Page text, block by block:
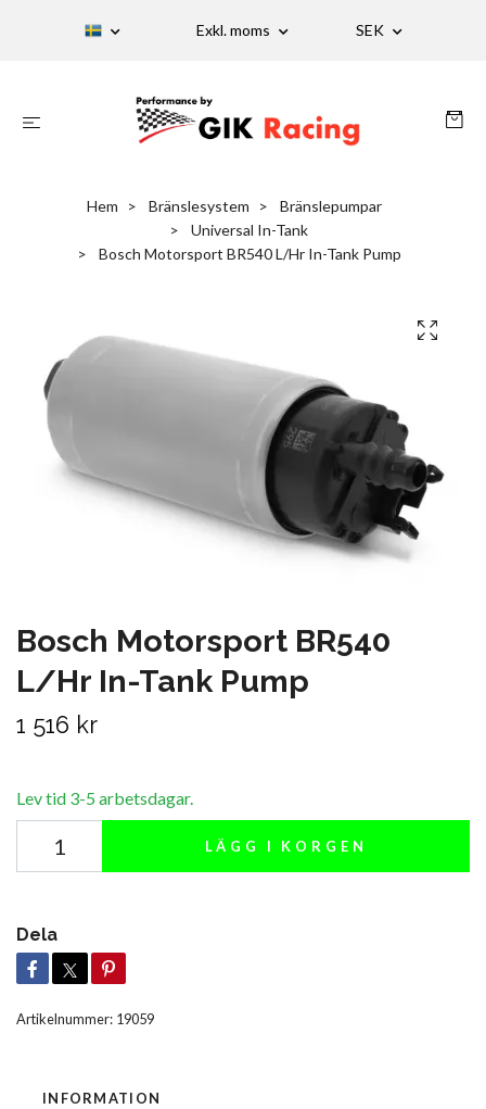
Exkl. moms SEK
Hem Bränslesystem
Bränslepumpar
Universal In-Tank
Bosch Motorsport BR540 L/Hr In-Tank Pump
Bosch Motorsport BR540
L/Hr In-Tank Pump
1 516 kr
Lev tid 3-5 arbetsdagar.
LÄGG I KORGEN
Dela
Artikelnummer: 19059
INFORMATION